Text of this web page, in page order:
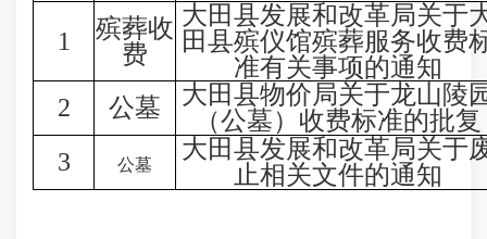
1
殡葬收
费
大田县发展和改革局关于
田县殡仪馆殡葬服务收费
准有关事项的通知
2
公墓
大田县物价局关于龙山陵
（公墓）收费标准的批复
3
公墓
大田县发展和改革局关于
止相关文件的通知